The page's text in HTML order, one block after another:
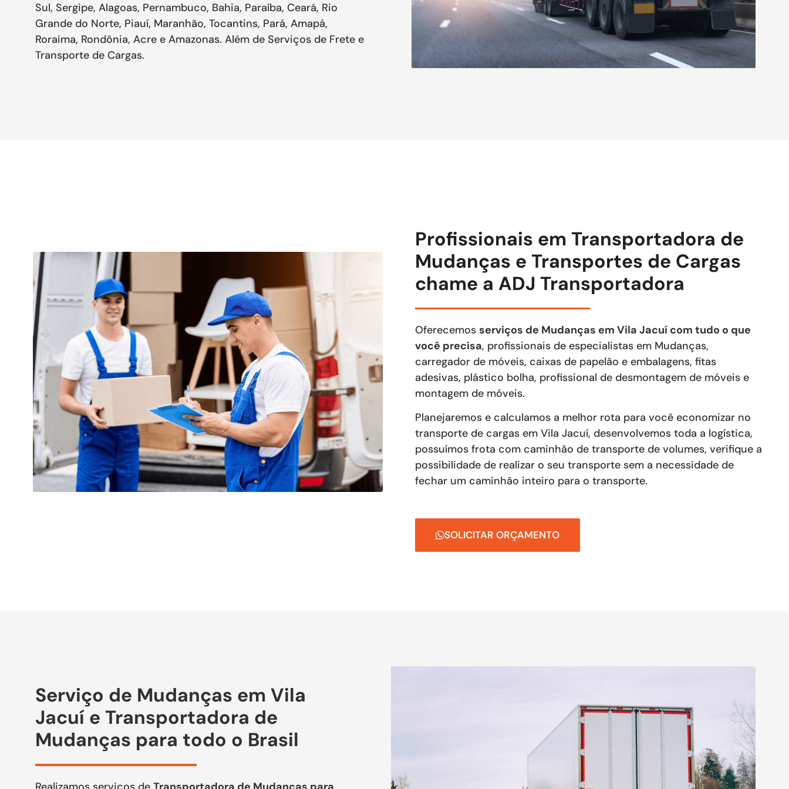
Sul, Sergipe, Alagoas, Pernambuco, Bahia, Paraíba, Ceará, Rio
Grande do Norte, Piauí, Maranhão, Tocantins, Pará, Amapá,
Roraima, Rondônia, Acre e Amazonas. Além de Serviços de Frete e
Transporte de Cargas.
Profissionais em Transportadora de
Mudanças e Transportes de Cargas
chame a ADJ Transportadora
Oferecemosserviços de Mudanças em Vila Jacuí com tudo o que
você precisa, profissionais de especialistas em Mudanças,
carregador de móveis, caixas de papelão e embalagens, fitas
adesivas, plástico bolha, profissional de desmontagem de móveis e
montagem de móveis.
Planejaremos e calculamos a melhor rota para você economizar no
transporte de cargas em Vila Jacuí, desenvolvemos toda a logística,
possuímos frota com caminhão de transporte de volumes, verifique a
possibilidade de realizar o seu transporte sem a necessidade de
fechar um caminhão inteiro para o transporte.
SOLICITAR ORÇAMENTO
Serviço de Mudanças em Vila
Jacuí e Transportadora de
Mudanças para todo o Brasil